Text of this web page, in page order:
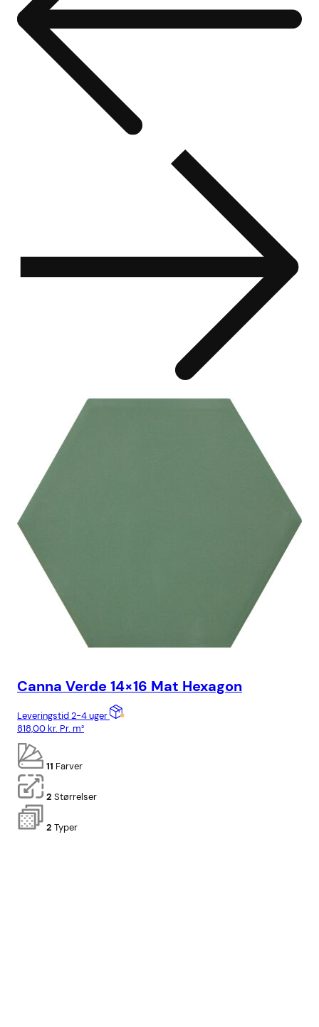
Canna Verde 14×16 Mat Hexagon
Leveringstid 2-4 uger
818,00kr. Pr. m²
11 Farver
2 Størrelser
2 Typer